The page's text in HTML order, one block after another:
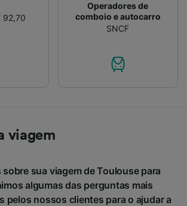
92,70
Operadores de
comboio e autocarro
SNCF
viagem
sobre sua viagem de Toulouse para
algumas das perguntas mais
pelos nossos clientes para o ajudar a